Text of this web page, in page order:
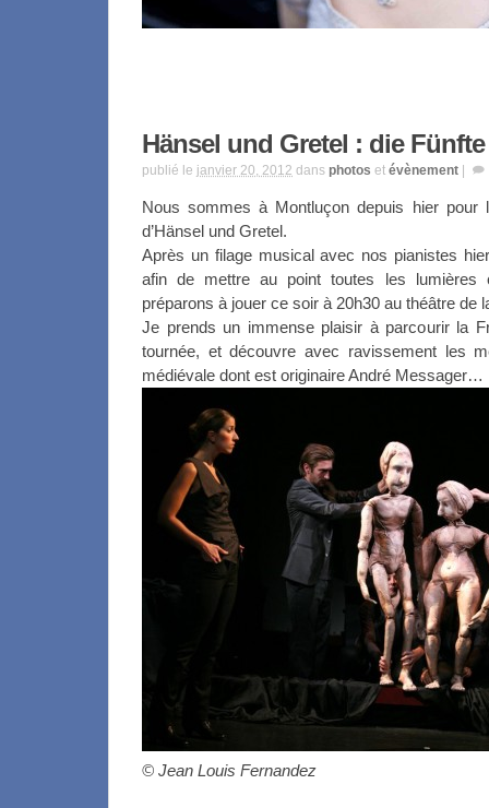
Hänsel und Gretel : die Fünfte
publié le janvier 20, 2012 dans photos et évènement
Nous sommes à Montluçon depuis hier pour
d’Hänsel und Gretel.
Après un filage musical avec nos pianistes
afin de mettre au point toutes les lumières
préparons à jouer ce soir à 20h30 au théâtre de
Je prends un immense plaisir à parcourir la
tournée, et découvre avec ravissement les
médiévale dont est originaire André Messager…
© Jean Louis Fernandez